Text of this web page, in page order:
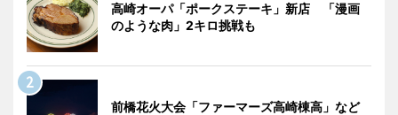
高崎オーパ「ポークステーキ」新店 「漫画
のような肉」2キロ挑戦も
前橋花火大会「ファーマーズ高崎棟高」など